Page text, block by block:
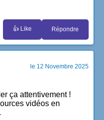
👍 Like Répondre
le 12 Novembre 2025
ça attentivement !
vidéos en